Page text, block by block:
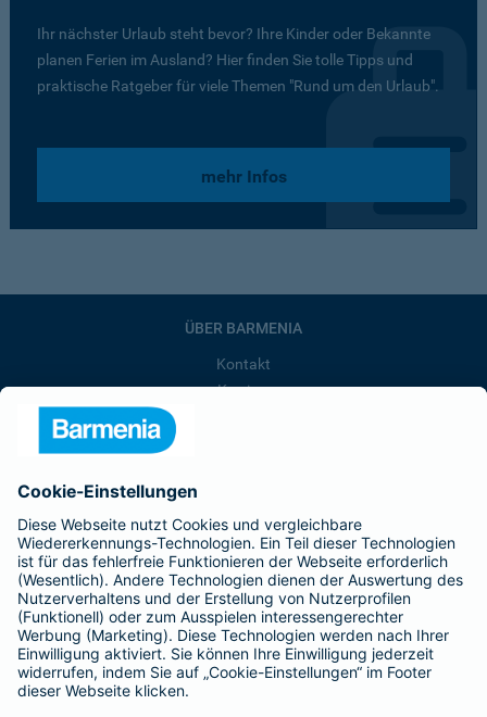
Ihr nächster Urlaub steht bevor? Ihre Kinder oder Bekannte
planen Ferien im Ausland? Hier finden Sie tolle Tipps und
praktische Ratgeber für viele Themen "Rund um den Urlaub".
mehr Infos
ÜBER BARMENIA
Kontakt
Karriere
Affiliate-Partner werden
Barmenia ist Teil der BarmeniaGothaer
BELIEBTE SEITEN
Kranken-Zusatzversicherung
Tierversicherungen
Haftpflichtversicherung
Hausratversicherung